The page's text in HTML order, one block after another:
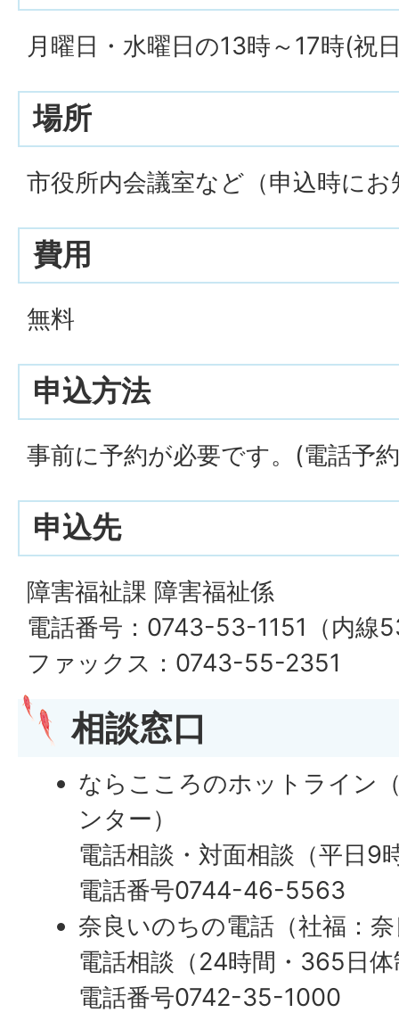
月曜日・水曜日の13時～17時(祝
場所
市役所内会議室など（申込時に
費用
無料
申込方法
事前に予約が必要です。(電話予
申込先
障害福祉課 障害福祉係
電話番号：0743-53-1151（内線
ファックス：0743-55-2351
相談窓口
ならこころのホットライン
ンター）
電話相談・対面相談（平日9
電話番号0744-46-5563
奈良いのちの電話（社福：
電話相談（24時間・365日
電話番号0742-35-1000